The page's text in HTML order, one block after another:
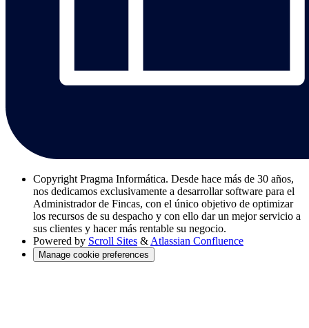
Copyright Pragma Informática. Desde hace más de 30 años,
nos dedicamos exclusivamente a desarrollar software para el
Administrador de Fincas, con el único objetivo de optimizar
los recursos de su despacho y con ello dar un mejor servicio a
sus clientes y hacer más rentable su negocio.
Powered by Scroll Sites & Atlassian Confluence
Manage cookie preferences